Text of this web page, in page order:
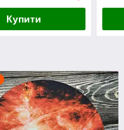
Купити